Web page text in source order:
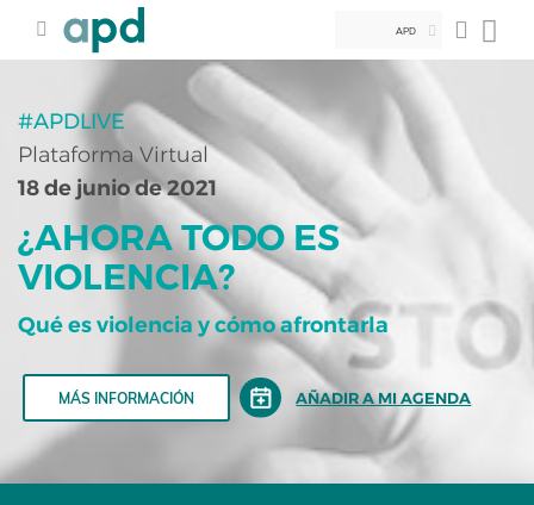
APD
#APDLIVE
Plataforma Virtual
18 de junio de 2021
¿AHORA TODO ES
VIOLENCIA?
Qué es violencia y cómo afrontarla
MÁS INFORMACIÓN AÑADIR A MI AGENDA